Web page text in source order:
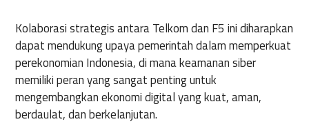
Kolaborasi strategis antara Telkom dan F5 ini diharapkan
dapat mendukung upaya pemerintah dalam memperkuat
perekonomian Indonesia, di mana keamanan siber
memiliki peran yang sangat penting untuk
mengembangkan ekonomi digital yang kuat, aman,
berdaulat, dan berkelanjutan.